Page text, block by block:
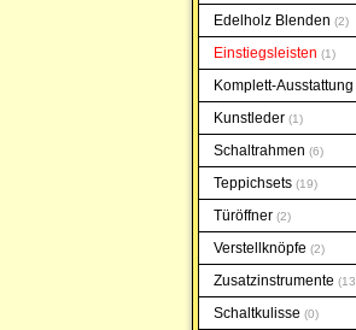
Edelholz Blenden 2
Einstiegsleisten 1
Komplett-Ausstattung
Kunstleder 1
Schaltrahmen 6
Teppichsets 19
Türöffner 2
Verstellknöpfe 2
Zusatzinstrumente 13
Schaltkulisse 0